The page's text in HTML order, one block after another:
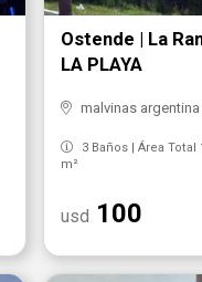
Ostende | La
LA PLAYA
malvinas
3 Baños | Área Total
m²
usd 100